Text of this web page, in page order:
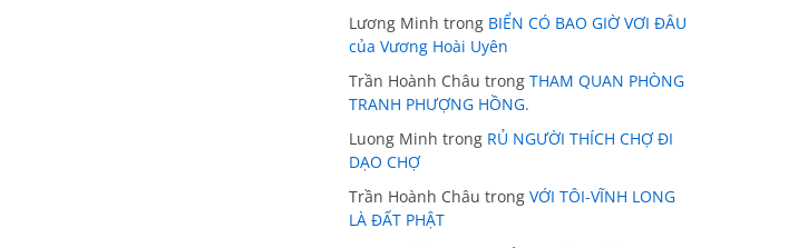
Lương Minh trong BIỂN CÓ BAO GIỜ VƠI ĐÂU
của Vương Hoài Uyên
Trần Hoành Châu trong THAM QUAN PHÒNG
TRANH PHƯỢNG HỒNG.
Luong Minh trong RỦ NGƯỜI THÍCH CHỢ ĐI
DẠO CHỢ
Trần Hoành Châu trong VỚI TÔI-VĨNH LONG
LÀ ĐẤT PHẬT